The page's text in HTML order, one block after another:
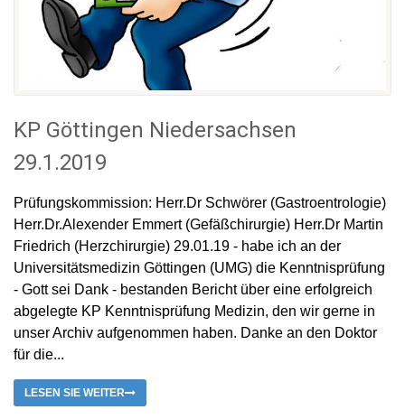
KP Göttingen Niedersachsen
29.1.2019
Prüfungskommission: Herr.Dr Schwörer (Gastroentrologie)
Herr.Dr.Alexender Emmert (Gefäßchirurgie) Herr.Dr Martin
Friedrich (Herzchirurgie) 29.01.19 - habe ich an der
Universitätsmedizin Göttingen (UMG) die Kenntnisprüfung
- Gott sei Dank - bestanden Bericht über eine erfolgreich
abgelegte KP Kenntnisprüfung Medizin, den wir gerne in
unser Archiv aufgenommen haben. Danke an den Doktor
für die...
LESEN SIE WEITER